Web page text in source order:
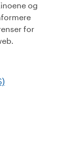
og
for